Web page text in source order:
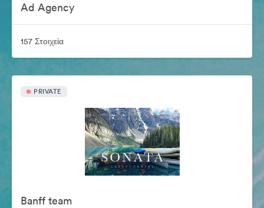
Ad Agency
157 Στοιχεία
PRIVATE
Banff team